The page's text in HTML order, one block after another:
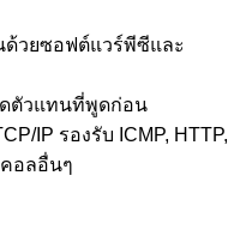
วยซอฟต์แวร์พีซีและ
ตัวแทนที่พูดก่อน
IP รองรับ ICMP, HTTP,
คอลอื่นๆ